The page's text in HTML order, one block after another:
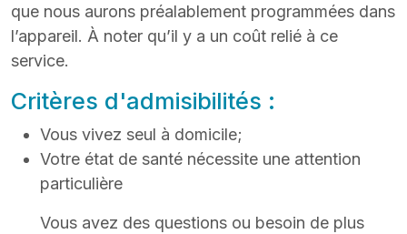
que nous aurons préalablement programmées dans
l’appareil. À noter qu’il y a un coût relié à ce
service.
Critères d'admisibilités :
Vous vivez seul à domicile;
Votre état de santé nécessite une attention
particulière
Vous avez des questions ou besoin de plus